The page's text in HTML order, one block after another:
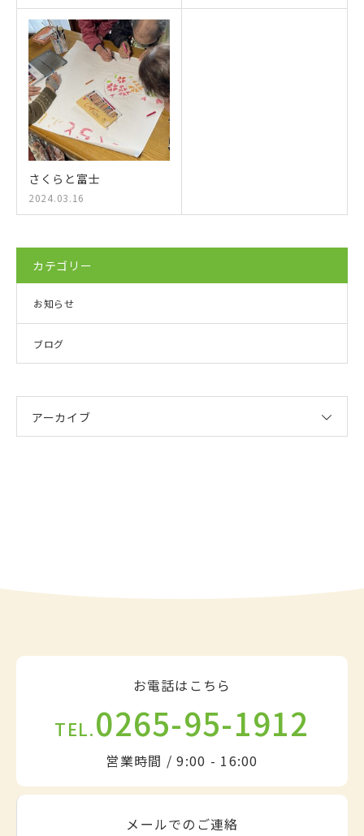
さくらと富士
2024.03.16
カテゴリー
お知らせ
ブログ
アーカイブ
お電話はこちら
TEL.0265-95-1912
営業時間 / 9:00 - 16:00
メールでのご連絡